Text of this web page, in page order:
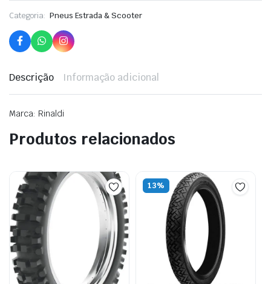
Categoria: Pneus Estrada & Scooter
Descrição Informação adicional
Marca: Rinaldi
Produtos relacionados
13%